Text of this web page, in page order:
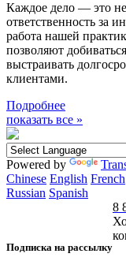
Каждое дело — это не
ответственность за
работа нашей
позволяют
выстраивать
клиентами.
Подробнее
показать все »
Powered by
Chinese English French
Russian Spanish
Подписка на рассылку
8